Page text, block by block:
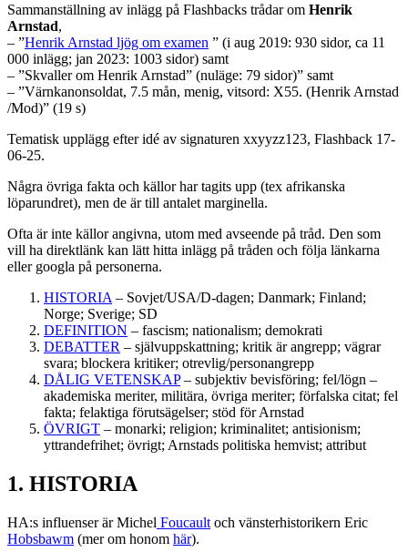
Sammanställning av inlägg på Flashbacks trådar om Henrik
Arnstad,
– ”Henrik Arnstad ljög om examen ” (i aug 2019: 930 sidor, ca 11
000 inlägg; jan 2023: 1003 sidor) samt
– ”Skvaller om Henrik Arnstad” (nuläge: 79 sidor)” samt
– ”Värnkanonsoldat, 7.5 mån, menig, vitsord: X55. (Henrik Arnstad
/Mod)” (19 s)
Tematisk upplägg efter idé av signaturen xxyyzz123, Flashback 17-
06-25.
Några övriga fakta och källor har tagits upp (tex afrikanska
löparundret), men de är till antalet marginella.
Ofta är inte källor angivna, utom med avseende på tråd. Den som
vill ha direktlänk kan lätt hitta inlägg på tråden och följa länkarna
eller googla på personerna.
HISTORIA – Sovjet/USA/D-dagen; Danmark; Finland;
Norge; Sverige; SD
DEFINITION – fascism; nationalism; demokrati
DEBATTER – självuppskattning; kritik är angrepp; vägrar
svara; blockera kritiker; otrevlig/personangrepp
DÅLIG VETENSKAP– subjektiv bevisföring; fel/lögn –
akademiska meriter, militära, övriga meriter; förfalska citat; fel
fakta; felaktiga förutsägelser; stöd för Arnstad
ÖVRIGT – monarki; religion; kriminalitet; antisionism;
yttrandefrihet; övrigt; Arnstads politiska hemvist; attribut
1. HISTORIA
HA:s influenser är Michel Foucault och vänsterhistorikern Eric
Hobsbawm (mer om honom här).